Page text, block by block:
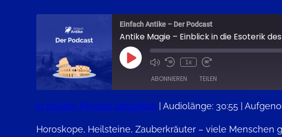
Einfach Antike – Der Podcast
Antike Magie – Einblick in die Esoterik
Play
Episode
1x
ABONNIEREN TEILEN
Apple Podcasts Google
RSS FEED
TEILEN
LINK
In neuem Fenster abspielen Audiolänge: 30:55
Horoskope, Heilsteine, Zauberkräuter – viele Menschen